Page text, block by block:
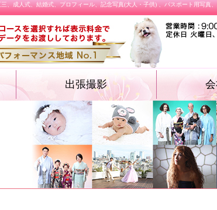
、成人式、結婚式、プロフィール、記念写真(大人・子供) 、パスポート用写真
出張撮影
結婚式
施設撮影（入園式・入学式ほか）
飲食店メニュー